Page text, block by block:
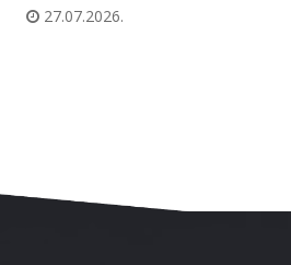
27.07.2026.